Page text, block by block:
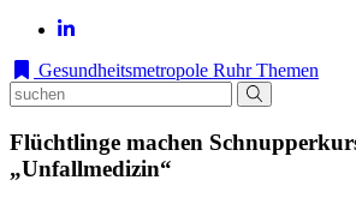
Gesundheitsmetropole Ruhr Themen
Flüchtlinge machen
„Unfallmedizin“